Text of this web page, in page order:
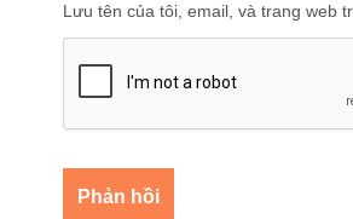
Lưu tên của tôi, email, và trang web